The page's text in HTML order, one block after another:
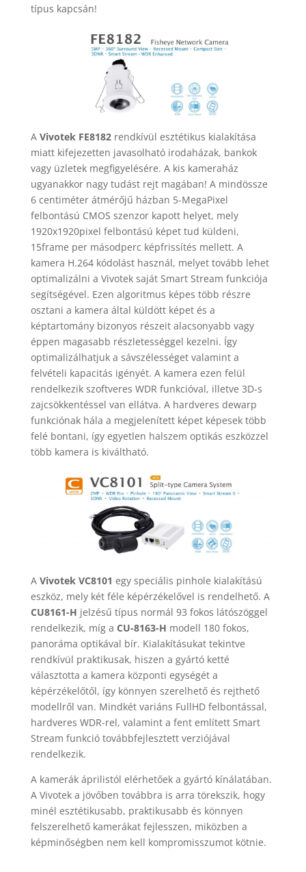
típus kapcsán!
A Vivotek FE8182rendkívül esztétikus kialakítása
miatt kifejezetten javasolható irodaházak, bankok
vagy üzletek megfigyelésére. A kis kameraház
ugyanakkor nagy tudást rejt magában! A mindössze
6 centiméter átmérőjű házban 5-MegaPixel
felbontású CMOS szenzor kapott helyet, mely
1920x1920pixel felbontású képet tud küldeni,
15frame per másodperc képfrissítés mellett. A
kamera H.264 kódolást használ, melyet tovább lehet
optimalizálni a Vivotek saját Smart Stream funkciója
segítségével. Ezen algoritmus képes több részre
osztani a kamera által küldött képet és a
képtartomány bizonyos részeit alacsonyabb vagy
éppen magasabb részletességgel kezelni. Így
optimalizálhatjuk a sávszélességet valamint a
felvételi kapacitás igényét. A kamera ezen felül
rendelkezik szoftveres WDR funkcióval, illetve 3D-s
zajcsökkentéssel van ellátva. A hardveres dewarp
funkciónak hála a megjelenített képet képesek több
felé bontani, így egyetlen halszem optikás eszközzel
több kamera is kiváltható.
A Vivotek VC8101 egy speciális pinhole kialakítású
eszköz, mely két féle képérzékelővel is rendelhető. A
CU8161-H jelzésű típus normál 93 fokos látószöggel
rendelkezik, míg a CU-8163-H modell 180 fokos,
panoráma optikával bír. Kialakításukat tekintve
rendkívül praktikusak, hiszen a gyártó ketté
választotta a kamera központi egységét a
képérzékelőtől, így könnyen szerelhető és rejthető
modellről van. Mindkét variáns FullHD felbontással,
hardveres WDR-rel, valamint a fent említett Smart
Stream funkció továbbfejlesztett verziójával
rendelkezik.
A kamerák áprilistól elérhetőek a gyártó kínálatában.
A Vivotek a jövőben továbbra is arra törekszik, hogy
minél esztétikusabb, praktikusabb és könnyen
felszerelhető kamerákat fejlesszen, miközben a
képminőségben nem kell kompromisszumot kötnie.